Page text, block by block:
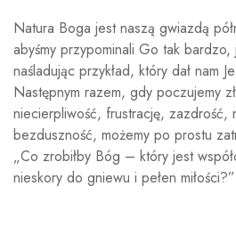
Natura Boga jest naszą gwiazdą
abyśmy przypominali Go tak bardzo,
naśladując przykład, który dał nam
Następnym razem, gdy poczujemy
niecierpliwość, frustrację, zazdrość,
bezduszność, możemy po prostu
„Co zrobiłby Bóg – który jest
nieskory do gniewu i pełen miłości?”